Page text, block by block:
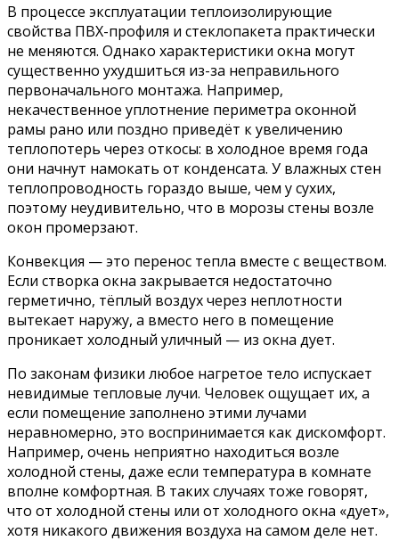
В процессе эксплуатации теплоизолирующие
свойства ПВХ-профиля и стеклопакета практически
не меняются. Однако характеристики окна могут
существенно ухудшиться из-за неправильного
первоначального монтажа. Например,
некачественное уплотнение периметра оконной
рамы рано или поздно приведёт к увеличению
теплопотерь через откосы: в холодное время года
они начнут намокать от конденсата. У влажных стен
теплопроводность гораздо выше, чем у сухих,
поэтому неудивительно, что в морозы стены возле
окон промерзают.
Конвекция — это перенос тепла вместе с веществом.
Если створка окна закрывается недостаточно
герметично, тёплый воздух через неплотности
вытекает наружу, а вместо него в помещение
проникает холодный уличный — из окна дует.
По законам физики любое нагретое тело испускает
невидимые тепловые лучи. Человек ощущает их, а
если помещение заполнено этими лучами
неравномерно, это воспринимается как дискомфорт.
Например, очень неприятно находиться возле
холодной стены, даже если температура в комнате
вполне комфортная. В таких случаях тоже говорят,
что от холодной стены или от холодного окна «дует»,
хотя никакого движения воздуха на самом деле нет.